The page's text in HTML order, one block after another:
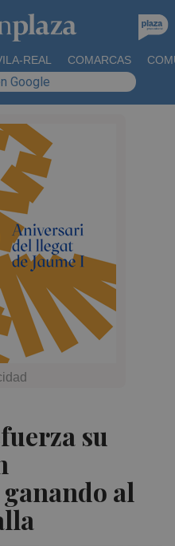
REAL COMARCAS
Google
su
al